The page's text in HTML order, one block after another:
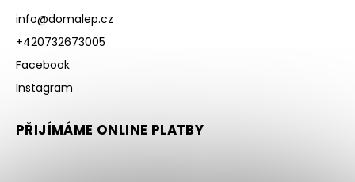
info@domalep.cz
+420732673005
Facebook
Instagram
PŘIJÍMÁME ONLINE PLATBY